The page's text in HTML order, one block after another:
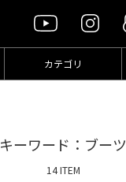
カテゴリ
キーワード：ブーツ
14 ITEM